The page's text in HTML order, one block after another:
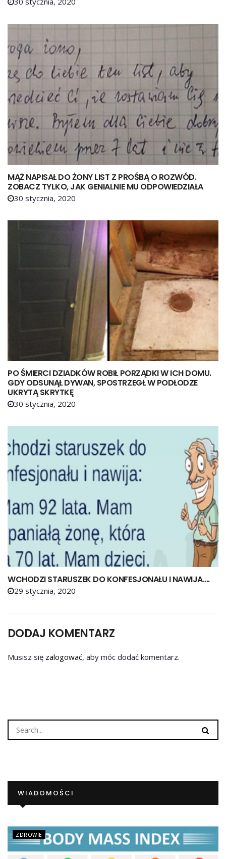
MĄŻ NAPISAŁ DO ŻONY LIST Z PROŚBĄ O ROZWÓD.
ZOBACZ TYLKO, JAK GENIALNIE MU ODPOWIEDZIAŁA
30 stycznia, 2020
PO ŚMIERCI DZIADKÓW ROBIŁ PORZĄDKI W ICH DOMU.
GDY ODSUNĄŁ DYWAN, SPOSTRZEGŁ W PODŁODZE
UKRYTĄ SKRYTKĘ
30 stycznia, 2020
WCHODZI STARUSZEK DO KONFESJONAŁU I NAWIJA….
29 stycznia, 2020
DODAJ KOMENTARZ
Musisz się zalogować, aby móc dodać komentarz.
WIADOMOŚCI
ZDROWIE